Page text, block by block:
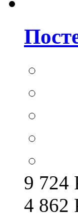
9 724
4 862